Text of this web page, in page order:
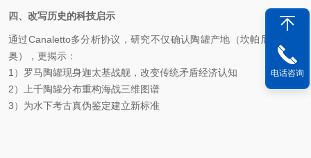
四、改写历史的科技启示
通过Canaletto多分析协议，研究不仅确认陶罐产地（坎帕尼亚
奥），更揭示：
1 ）罗马陶罐现身迦太基战舰，改变传统矛盾经济认知
2）上千陶罐分布重构海战三维图谱
3）为水下考古真伪鉴定建立新标准
电话咨询